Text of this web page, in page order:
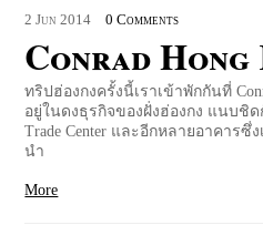
2 Jun 2014 0 Comments
Conrad Hong
ทริปฮ่องกงครั้งนี้เราเข้าพักกันที่
อยู่ในดงธุรกิจของฝั่งฮ่องกง แนบชิด
Trade Center และอีกหลายอาคาร
นำ
More